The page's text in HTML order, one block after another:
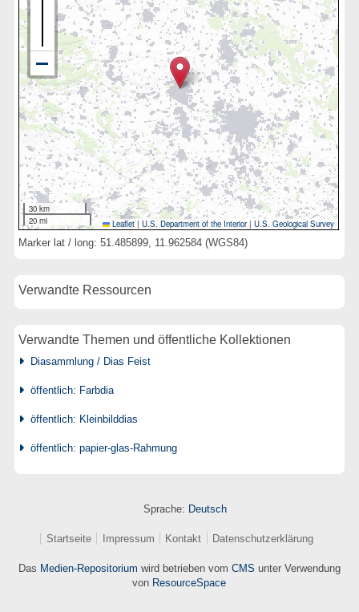
30 km
20 mi
Leaflet | U.S. Department of the Interior|U.S. Geological Survey
Marker lat / long: 51.485899, 11.962584 (WGS84)
Verwandte Ressourcen
Verwandte Themen und öffentliche Kollektionen
Diasammlung / Dias Feist
öffentlich: Farbdia
öffentlich: Kleinbilddias
öffentlich: papier-glas-Rahmung
Sprache: Deutsch
Startseite Impressum Kontakt Datenschutzerklärung
Das Medien-Repositorium wird betrieben vom CMS unter Verwendung
von ResourceSpace